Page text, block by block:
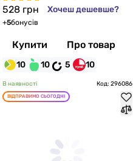
528 грн Хочеш дешевше?
+5бонусів
Купити Про товар
10 10 5 10
В наявності Код: 296086
ВІДПРАВИМО СЬОГОДНІ